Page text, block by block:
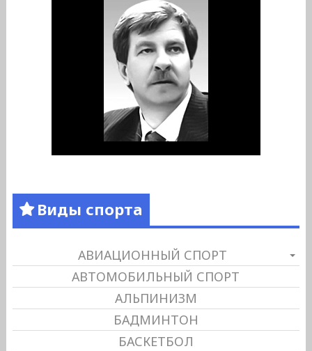
Виды спорта
АВИАЦИОННЫЙ СПОРТ
АВТОМОБИЛЬНЫЙ СПОРТ
АЛЬПИНИЗМ
БАДМИНТОН
БАСКЕТБОЛ